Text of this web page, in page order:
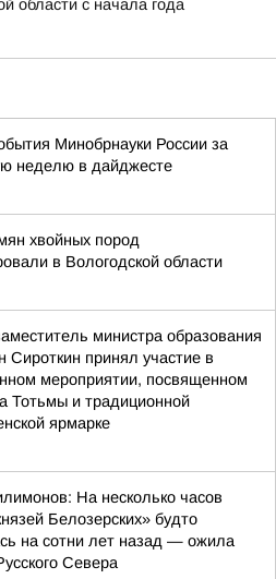
области с начала года
Минобрнауки России за
неделю в дайджесте
хвойных пород
в Вологодской области
министра образования
Сироткин принял участие в
мероприятии, посвященном
Тотьмы и традиционной
ярмарке
На несколько часов
Белозерских» будто
на сотни лет назад — ожила
Севера